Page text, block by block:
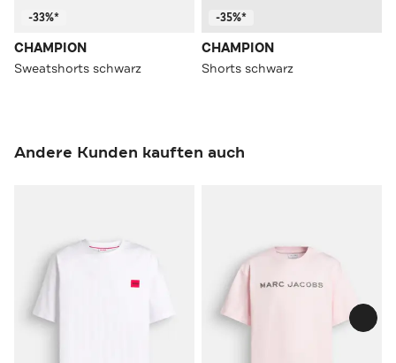
-33%*
CHAMPION
Sweatshorts schwarz
-35%*
CHAMPION
Shorts schwarz
Andere Kunden kauften auch